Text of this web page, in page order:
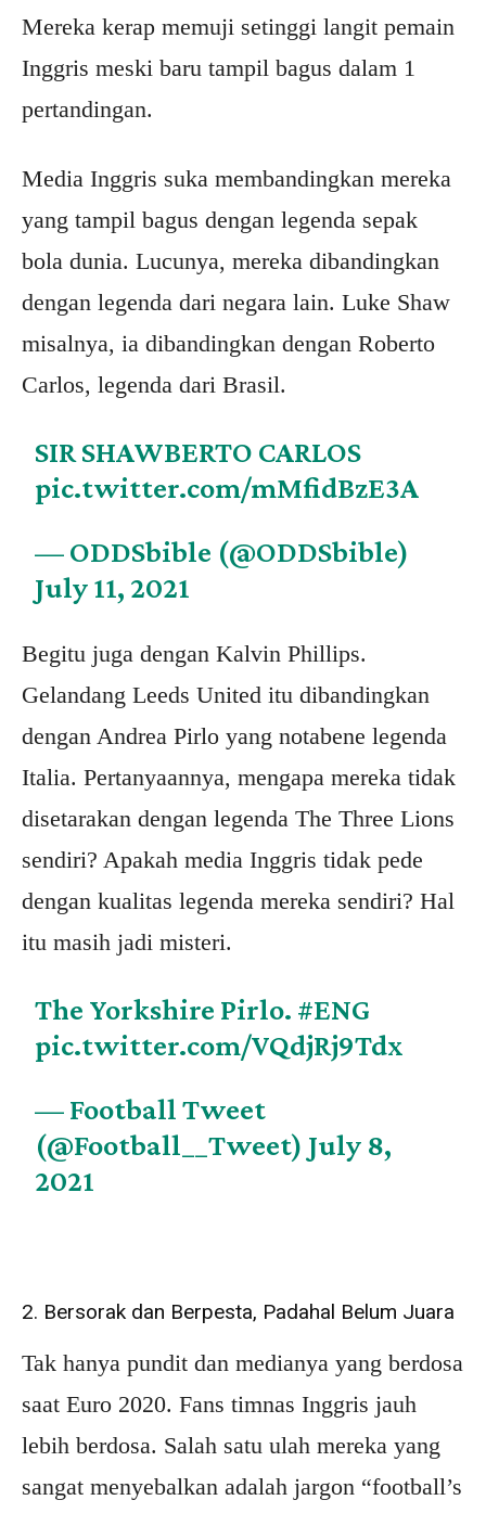
Mereka kerap memuji setinggi langit pemain
Inggris meski baru tampil bagus dalam 1
pertandingan.
Media Inggris suka membandingkan mereka
yang tampil bagus dengan legenda sepak
bola dunia. Lucunya, mereka dibandingkan
dengan legenda dari negara lain. Luke Shaw
misalnya, ia dibandingkan dengan Roberto
Carlos, legenda dari Brasil.
SIR SHAWBERTO CARLOS
pic.twitter.com/mMfidBzE3A
— ODDSbible (@ODDSbible)
July 11, 2021
Begitu juga dengan Kalvin Phillips.
Gelandang Leeds United itu dibandingkan
dengan Andrea Pirlo yang notabene legenda
Italia. Pertanyaannya, mengapa mereka tidak
disetarakan dengan legenda The Three Lions
sendiri? Apakah media Inggris tidak pede
dengan kualitas legenda mereka sendiri? Hal
itu masih jadi misteri.
The Yorkshire Pirlo. #ENG
pic.twitter.com/VQdjRj9Tdx
— Football Tweet
(@Football__Tweet) July 8,
2021
2. Bersorak dan Berpesta, Padahal Belum Juara
Tak hanya pundit dan medianya yang berdosa
saat Euro 2020. Fans timnas Inggris jauh
lebih berdosa. Salah satu ulah mereka yang
sangat menyebalkan adalah jargon “football’s